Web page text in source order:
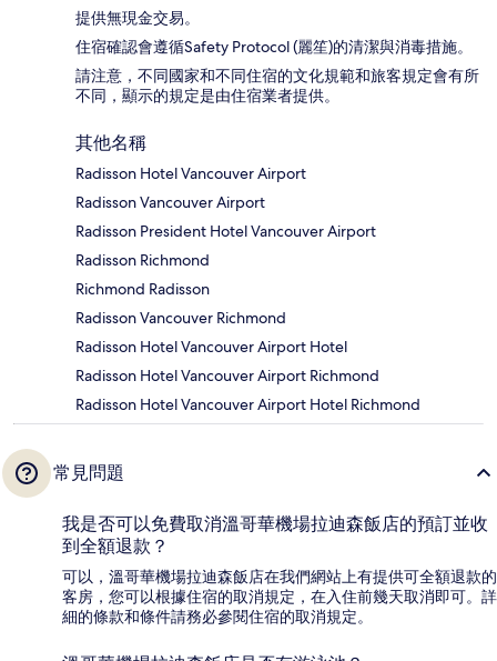
提供無現金交易。
住宿確認會遵循Safety Protocol (麗笙)的清潔與消毒措施。
請注意，不同國家和不同住宿的文化規範和旅客規定會有所
不同，顯示的規定是由住宿業者提供。
其他名稱
Radisson Hotel Vancouver Airport
Radisson Vancouver Airport
Radisson President Hotel Vancouver Airport
Radisson Richmond
Richmond Radisson
Radisson Vancouver Richmond
Radisson Hotel Vancouver Airport Hotel
Radisson Hotel Vancouver Airport Richmond
Radisson Hotel Vancouver Airport Hotel Richmond
常見問題
我是否可以免費取消溫哥華機場拉迪森飯店的預訂並收
到全額退款？
可以，溫哥華機場拉迪森飯店在我們網站上有提供可全額退款的
客房，您可以根據住宿的取消規定，在入住前幾天取消即可。詳
細的條款和條件請務必參閱住宿的取消規定。